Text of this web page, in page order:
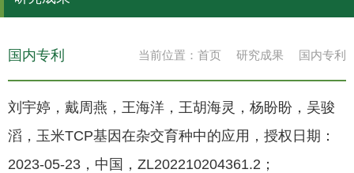
当前位置： 首页 研究成果 国内专利
国内专利
刘宇婷，戴周燕，王海洋，王胡海灵，杨盼盼，吴骏
滔，玉米TCP基因在杂交育种中的应用， 授权日期：
2023-05-23 ，中国，ZL202210204361.2；